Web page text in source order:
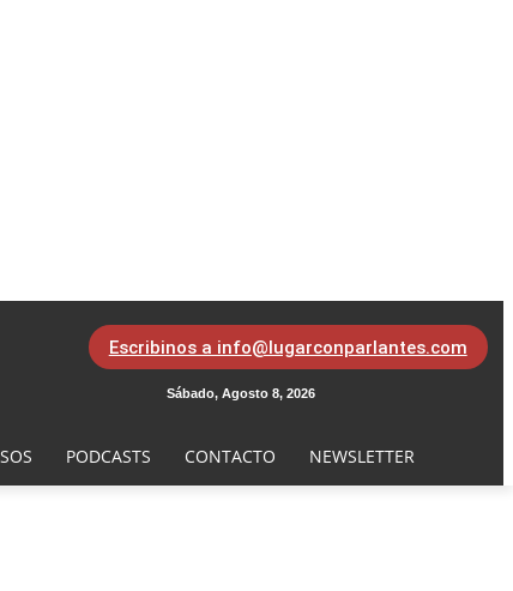
Escribinos a info@lugarconparlantes.com
Sábado, Agosto 8, 2026
PODCASTS CONTACTO NEWSLETTER